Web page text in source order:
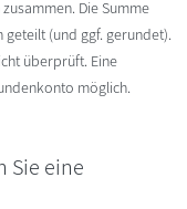
Die Summe
(und ggf. gerundet).
überprüft. Eine
möglich.
Sie eine